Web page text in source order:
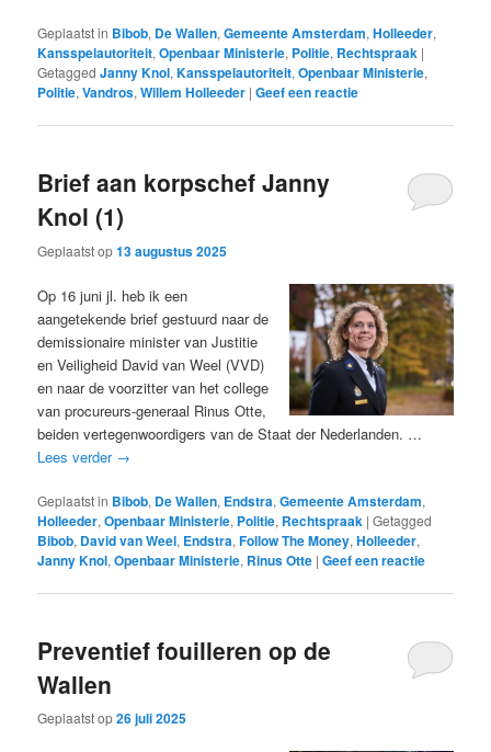
Geplaatst in Bibob, De Wallen,Gemeente Amsterdam,Holleeder,
Kansspelautoriteit,Openbaar Ministerie, Politie, Rechtspraak |
Getagged Janny Knol,Kansspelautoriteit,Openbaar Ministerie,
Politie,Vandros,Willem Holleeder |Geef een reactie
Brief aan korpschef Janny
Knol (1)
Geplaatst op13 augustus 2025
Op 16 juni jl. heb ik een
aangetekende brief gestuurd naar de
demissionaire minister van Justitie
en Veiligheid David van Weel (VVD)
en naar de voorzitter van het college
van procureurs-generaal Rinus Otte,
beiden vertegenwoordigers van de Staat der Nederlanden. …
Lees verder →
Geplaatst in Bibob, De Wallen, Endstra,Gemeente Amsterdam,
Holleeder,Openbaar Ministerie, Politie, Rechtspraak |Getagged
Bibob, David van Weel, Endstra,Follow The Money,Holleeder,
Janny Knol,Openbaar Ministerie, Rinus Otte |Geef een reactie
Preventief fouilleren op de
Wallen
Geplaatst op26 juli 2025